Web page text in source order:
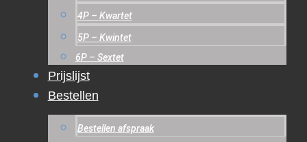
4P – Kwartet
5P – Kwintet
6P – Sextet
Prijslijst
Bestellen
Bestellen afspraak